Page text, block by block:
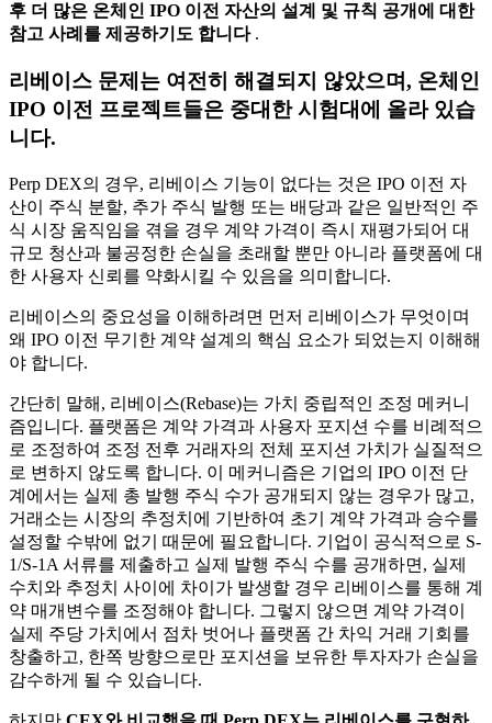
후 더 많은 온체인 IPO 이전 자산의 설계 및 규칙 공개에 대한
참고 사례를 제공하기도 합니다.
리베이스 문제는 여전히 해결되지 않았으며, 온체인
IPO 이전 프로젝트들은 중대한 시험대에 올라 있습
니다.
Perp DEX의 경우, 리베이스 기능이 없다는 것은 IPO 이전 자
산이 주식 분할, 추가 주식 발행 또는 배당과 같은 일반적인 주
식 시장 움직임을 겪을 경우 계약 가격이 즉시 재평가되어 대
규모 청산과 불공정한 손실을 초래할 뿐만 아니라 플랫폼에 대
한 사용자 신뢰를 약화시킬 수 있음을 의미합니다.
리베이스의 중요성을 이해하려면 먼저 리베이스가 무엇이며
왜 IPO 이전 무기한 계약 설계의 핵심 요소가 되었는지 이해해
야 합니다.
간단히 말해, 리베이스(Rebase)는 가치 중립적인 조정 메커니
즘입니다. 플랫폼은 계약 가격과 사용자 포지션 수를 비례적으
로 조정하여 조정 전후 거래자의 전체 포지션 가치가 실질적으
로 변하지 않도록 합니다. 이 메커니즘은 기업의 IPO 이전 단
계에서는 실제 총 발행 주식 수가 공개되지 않는 경우가 많고,
거래소는 시장의 추정치에 기반하여 초기 계약 가격과 승수를
설정할 수밖에 없기 때문에 필요합니다. 기업이 공식적으로 S-
1/S-1A 서류를 제출하고 실제 발행 주식 수를 공개하면, 실제
수치와 추정치 사이에 차이가 발생할 경우 리베이스를 통해 계
약 매개변수를 조정해야 합니다. 그렇지 않으면 계약 가격이
실제 주당 가치에서 점차 벗어나 플랫폼 간 차익 거래 기회를
창출하고, 한쪽 방향으로만 포지션을 보유한 투자자가 손실을
감수하게 될 수 있습니다.